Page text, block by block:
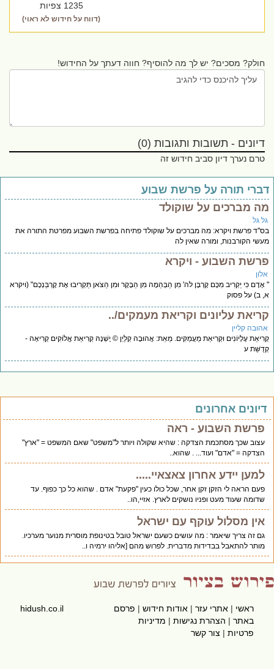
1235 צפיות
(דווח על חידוש לא ראוי)
חולק? מסכים? יש לך מה להוסיף? חווה דעתך על החידוש!
דיונים - תשובות ותגובות (0)
טרם נערך דיון סביב חידוש זה
תורה על פרשת שבוע
מברכים על שוקולד
גל
פרשת ויקרא: מה מברכים על שוקולד פתיחה בפרשת השבוע מפרטת התורה את
הקורבנות, ומורה שאין לה
השבוע - ויקרא
כִּי יַקְרִיב מִכֶּם קָרְבָּן לה' מִן הַבְּהֵמָה מִן הַבָּקָר וּמִן הַצֹּאן תַּקְרִיבוּ אֶת קָרְבַּנְכֶם" (ויקרא
ב) על פסוק
עליונים וקריאת מעמקים/..
קליין
עֶלְיוֹנִים וּקְרִיאַת מַעֲמַקִּים. מֵאֵת: אֲהוּבָה קְלַיְן © יֶשְׁנָהּ קְרִיאַת אֱלוֹקִים קְרִיאָה -
ע
אחרונים
פרשת השבוע - ראה
עצוב שכך מסתכמת הצדקה : שהיא שקולה ויותר ל"משפט" שאם המשפט = "ארץ"
הצדקה = "אדם" ועוד... . שהוא..
למען יידע אחרון צאצאיי.....
פעם הראה לי הזקן זקן אחר, שכל כולו כעין "פקעת" אדם . שהוא כל כך כפוף. עד
שדומה שעוד מעט ופניו נושקים לארץ. אזיי,הו..
אין מסלול עוקף עם ישראל
גם זה צריך שיאמר : מה עושים כשעם ישראל טובל בטינופת מוסרית מנוער מערכיו.
מותר להתאבל בבדידות מדברית. לפרוש מהם [אליהו ירמיה ו..
ראשי|אתרי עזר|אודות חידוש|פרסם
באתר|הצהרת נגישות|מדיניות
פרטיות|צור קשר
hidush.co.il